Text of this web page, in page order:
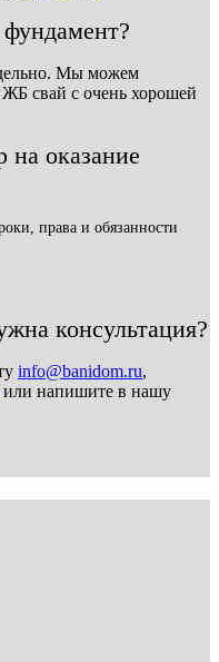
Мы можем
свай с очень хорошей
на оказание
права и обязанности
консультация?
info@banidom.ru,
или напишите в нашу